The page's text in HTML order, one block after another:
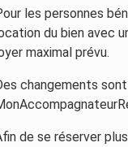
les personnes
du bien avec
maximal prévu.
changements
de se réserver